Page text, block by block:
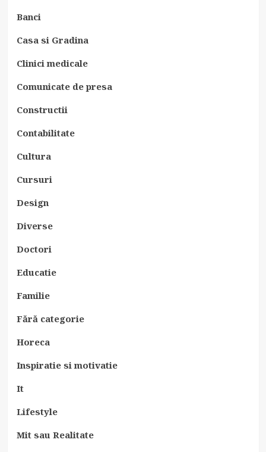
Banci
Casa si Gradina
Clinici medicale
Comunicate de presa
Constructii
Contabilitate
Cultura
Cursuri
Design
Diverse
Doctori
Educatie
Familie
Fără categorie
Horeca
Inspiratie si motivatie
It
Lifestyle
Mit sau Realitate